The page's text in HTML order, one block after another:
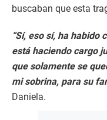
buscaban que esta
“Sí, eso sí, ha habido
está haciendo cargo
que solamente se
mi sobrina, para su
Daniela.